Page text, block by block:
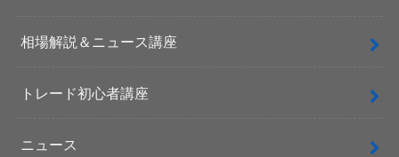
相場解説＆ニュース講座
トレード初心者講座
ニュース